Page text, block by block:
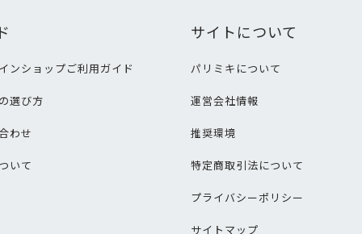
ンショップご利用ガイド
選び方
わせ
いて
サイトについて
パリミキについて
運営会社情報
推奨環境
特定商取引法について
プライバシーポリシー
サイトマップ